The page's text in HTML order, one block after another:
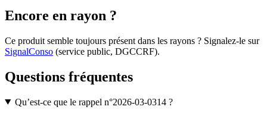
Encore en rayon ?
Ce produit semble toujours présent dans les rayons ? Signalez-le sur
SignalConso (service public, DGCCRF).
Questions fréquentes
Qu’est-ce que le rappel n°2026-03-0314 ?